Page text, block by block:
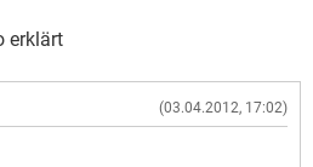
erklärt
(03.04.2012, 17:02)